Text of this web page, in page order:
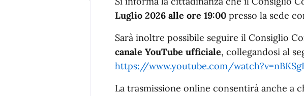
Luglio 2026 alle ore 19:00presso la sede
Sarà inoltre possibile seguire il Consiglio
canale YouTube ufficiale, collegandosi al
https://www.youtube.com/
La trasmissione online consentirà anche a